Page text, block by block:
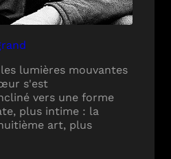
lumières mouvantes
s'est
vers une forme
plus intime : la
art, plus